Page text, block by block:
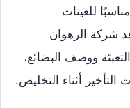
للعينات
شركة الرهوان
ووصف البضائع،
أثناء التخليص.